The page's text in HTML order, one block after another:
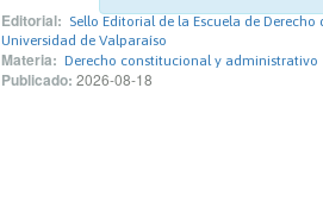
Editorial: Sello Editorial de la Escuela de Derecho
Universidad de Valparaíso
Materia: Derecho constitucional y administrativo
Publicado: 2026-08-18